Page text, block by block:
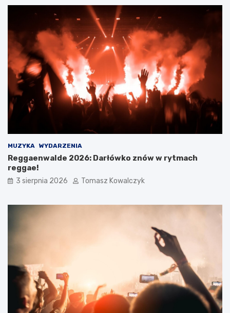
MUZYKA WYDARZENIA
Reggaenwalde 2026: Darłówko znów w rytmach
reggae!
3 sierpnia 2026 Tomasz Kowalczyk